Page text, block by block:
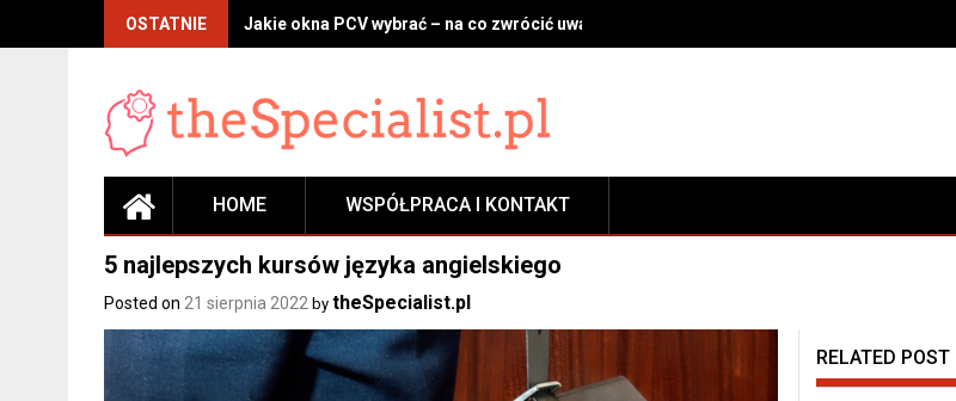
OSTATNIE Jakie okna PCV wybrać – na co zwrócić uwagę przy wyborze profilu, szyb i okuć
HOME WSPÓŁPRACA I KONTAKT
5 najlepszych kursów języka angielskiego
Posted on 21 sierpnia 2022 by theSpecialist.pl
RELATED POST